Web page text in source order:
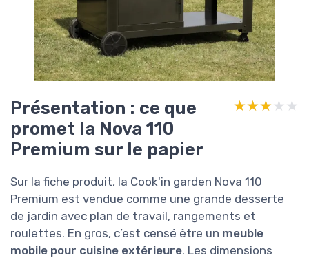
Présentation : ce que
promet la Nova 110
Premium sur le papier
★★★★★
★★★★★
Sur la fiche produit, la Cook'in garden Nova 110
Premium est vendue comme une grande desserte
de jardin avec plan de travail, rangements et
roulettes. En gros, c’est censé être un meuble
mobile pour cuisine extérieure. Les dimensions